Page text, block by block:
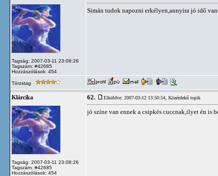
Tagság: 2007-03-11 23:08:26
Tagszám: #42685
Hozzászólások: 454
Simán tudok napozni erkélyen,annyira jó idő
Törzstag
Klárcika
Tagság: 2007-03-11 23:08:26
Tagszám: #42685
Hozzászólások: 454
62. Elküldve: 2007-03-12 13:50:54, Közérdekű topik
jó színe van ennek a csipkés cuccnak,ilyet én is